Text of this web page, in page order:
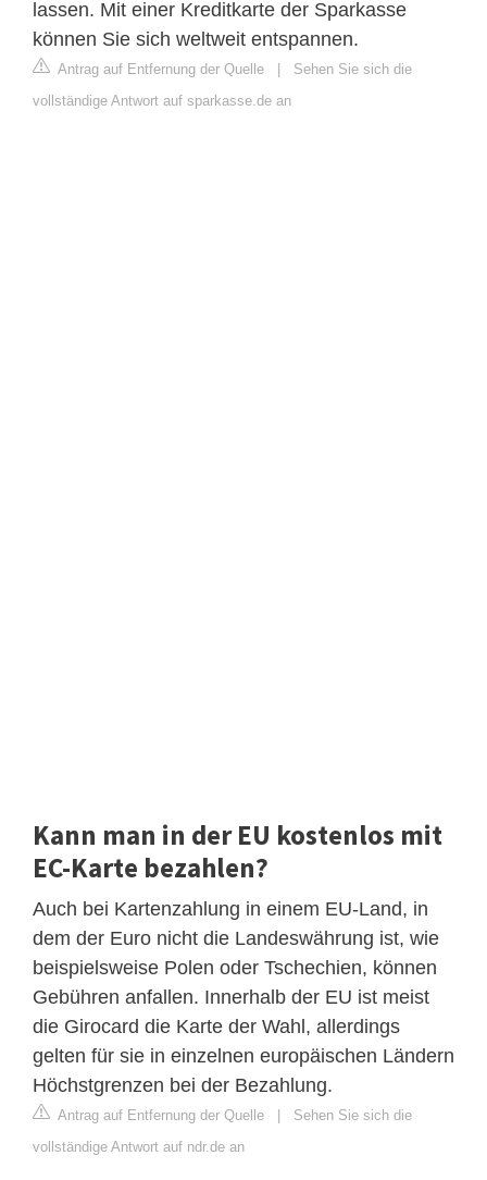
lassen. Mit einer Kreditkarte der Sparkasse
können Sie sich weltweit entspannen.
Antrag auf Entfernung der Quelle | Sehen Sie sich die
vollständige Antwort auf sparkasse.de an
Kann man in der EU kostenlos mit
EC-Karte bezahlen?
Auch bei Kartenzahlung in einem EU-Land, in
dem der Euro nicht die Landeswährung ist, wie
beispielsweise Polen oder Tschechien, können
Gebühren anfallen. Innerhalb der EU ist meist
die Girocard die Karte der Wahl, allerdings
gelten für sie in einzelnen europäischen Ländern
Höchstgrenzen bei der Bezahlung.
Antrag auf Entfernung der Quelle | Sehen Sie sich die
vollständige Antwort auf ndr.de an